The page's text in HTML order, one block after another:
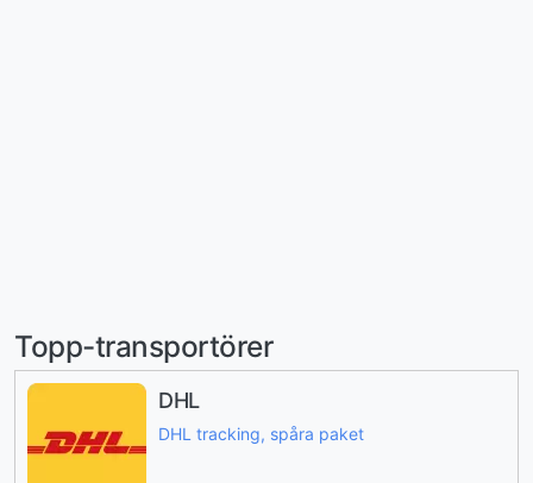
Topp-transportörer
DHL
DHL tracking, spåra paket